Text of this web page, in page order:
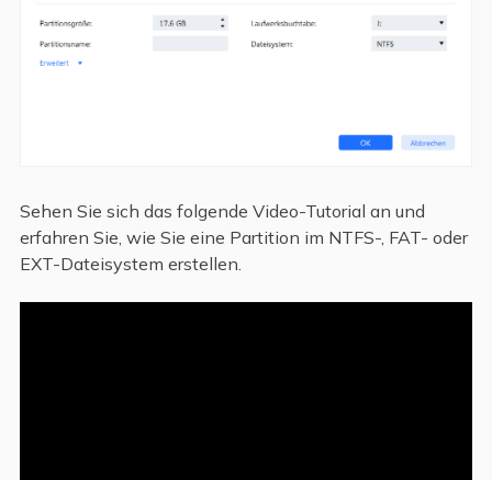
Sehen Sie sich das folgende Video-Tutorial an und
erfahren Sie, wie Sie eine Partition im NTFS-, FAT- oder
EXT-Dateisystem erstellen.